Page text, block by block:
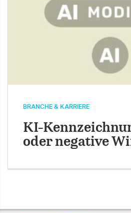
BRANCHE & KARRIERE
KI-
oder negative